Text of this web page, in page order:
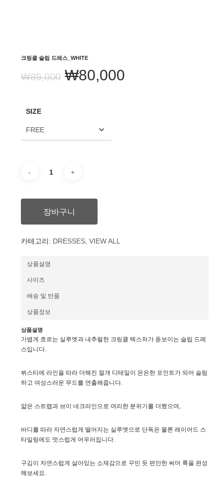
크링클 슬립 드레스_WHITE
₩89,000 원
₩89,000.
₩80,000현
SIZE
장바구니
카테고리: DRESSES, VIEW ALL
상품설명
사이즈
배송 및 반품
상품정보
상품설명
가볍게 흐르는 실루엣과 내추럴한 크링클 텍스처가 돋보이는 슬립 드레
스입니다.
뷔스티에 라인을 따라 더해진 절개 디테일이 은은한 포인트가 되어 슬림
하고 여성스러운 무드를 연출해줍니다.
얇은 스트랩과 브이 네크라인으로 여리한 분위기를 더했으며,
바디를 따라 자연스럽게 떨어지는 실루엣으로 단독은 물론 레이어드 스
타일링에도 멋스럽게 어우러집니다.
구김이 자연스럽게 살아있는 소재감으로 꾸민 듯 편안한 써머 룩을 완성
해보세요.